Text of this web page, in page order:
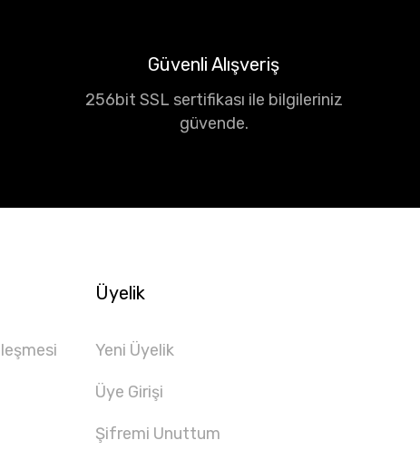
Güvenli Alışveriş
256bit SSL sertifikası ile bilgileriniz
güvende.
Üyelik
Yeni Üyelik
Üye Girişi
Şifremi Unuttum